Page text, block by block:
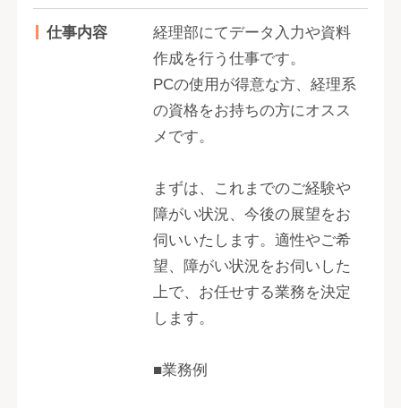
仕事内容
経理部にてデータ入力や資料
作成を行う仕事です。
PCの使用が得意な方、経理系
の資格をお持ちの方にオスス
メです。
まずは、これまでのご経験や
障がい状況、今後の展望をお
伺いいたします。適性やご希
望、障がい状況をお伺いした
上で、お任せする業務を決定
します。
■業務例